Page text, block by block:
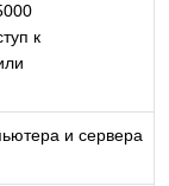
к
и сервера